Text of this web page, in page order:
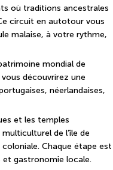
où traditions ancestrales
circuit en autotour vous
malaise, à votre rythme,
mondial de
vous découvrirez une
néerlandaises,
et les temples
de l’île de
Chaque étape est
gastronomie locale.